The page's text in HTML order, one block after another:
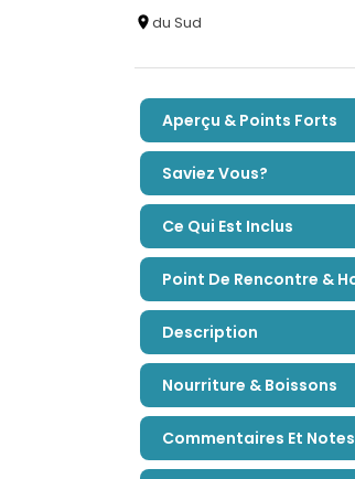
du Sud
Aperçu & Points Forts
Saviez Vous?
Ce Qui Est Inclus
Point De Rencontre &
Description
Nourriture & Boissons
Commentaires Et Notes